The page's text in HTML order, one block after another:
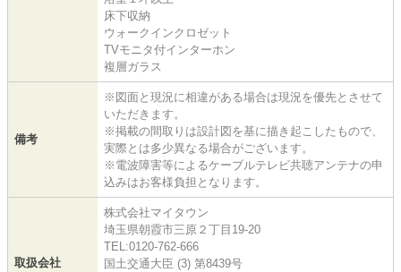
床下収納
ウォークインクロゼット
TVモニタ付インターホン
複層ガラス
備考
※図面と現況に相違がある場合は現況を優先とさせて
いただきます。
※掲載の間取りは設計図を基に描き起こしたもので、
実際とは多少異なる場合がございます。
※電波障害等によるケーブルテレビ共聴アンテナの申
込みはお客様負担となります。
取扱会社
株式会社マイタウン
埼玉県朝霞市三原２丁目19-20
TEL:0120-762-666
国土交通大臣 (3) 第8439号